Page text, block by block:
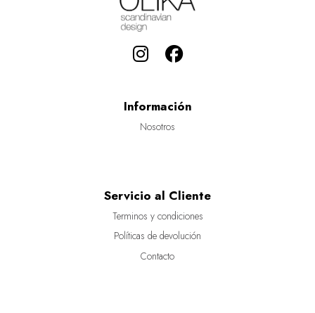
Información
Nosotros
Servicio al Cliente
Terminos y condiciones
Políticas de devolución
Contacto